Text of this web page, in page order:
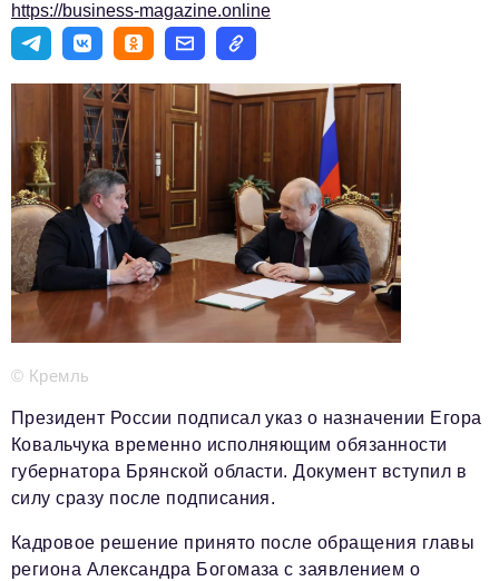
Мероприятия
Телефон редакции: +7 495 727-01-67
Электронные почты редакции:
Информационный отдел
info@business-magazine.online
Отдел рекламы
reklama@business-magazine.online
podpiska@business-magazine.online
Отдел по работе с партнерами
partner@business-magazine.online
https://business-magazine.online
© Кремль
Президент России подписал указ о назначении Егора
Ковальчука временно исполняющим обязанности
губернатора Брянской области. Документ вступил в
силу сразу после подписания.
Кадровое решение принято после обращения главы
региона Александра Богомаза с заявлением о